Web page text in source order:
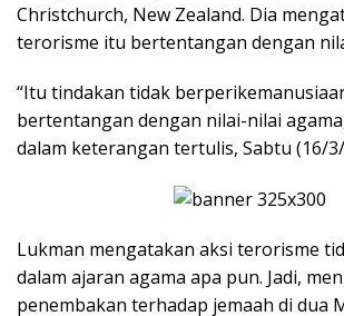
Christchurch, New Zealand. Dia
terorisme itu bertentangan dengan
“Itu tindakan tidak
bertentangan dengan nilai-nilai
dalam keterangan tertulis, Sabtu (16/
Lukman mengatakan aksi terorisme
dalam ajaran agama apa pun. Jadi,
penembakan terhadap jemaah di dua